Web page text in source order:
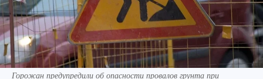
Горожан предупредили об опасности провалов грунта при